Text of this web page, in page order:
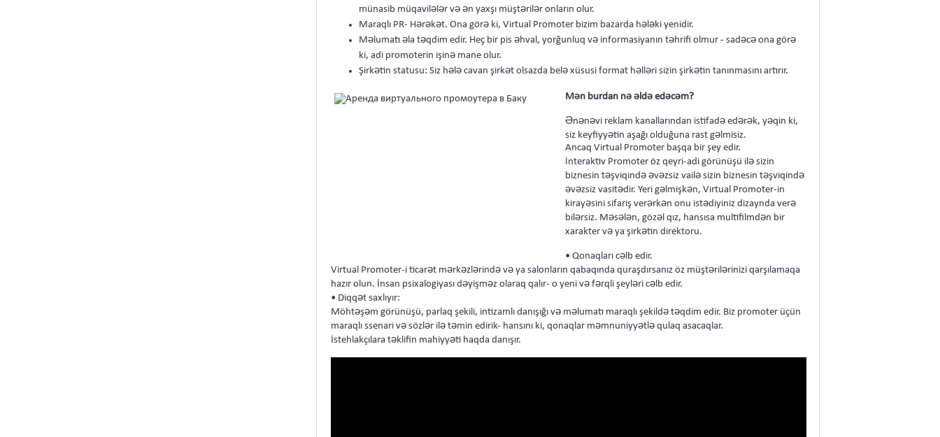
münasib müqavilələr və ən yaxşı müştərilər onların olur.
Maraqlı PR- Hərəkət. Ona görə ki, Virtual Promoter bizim bazarda hələki yenidir.
Məlumatı əla təqdim edir. Heç bir pis əhval, yorğunluq və informasiyanın təhrifi olmur - sadəcə ona görə
ki, adi promoterin işinə mane olur.
Şirkətin statusu: Siz hələ cavan şirkət olsazda belə xüsusi format həlləri sizin şirkətin tanınmasını artırır.
Mən burdan nə əldə edəcəm?
Ənənəvi reklam kanallarından istifadə edərək, yəqin ki,
siz keyfiyyətin aşağı olduğuna rast gəlmisiz.
Ancaq Virtual Promoter başqa bir şey edir.
İnteraktiv Promoter öz qeyri-adi görünüşü ilə sizin
biznesin təşviqində əvəzsiz vailə sizin biznesin təşviqində
əvəzsiz vasitədir. Yeri gəlmişkən, Virtual Promoter-in
kirayəsini sifariş verərkən onu istədiyiniz dizaynda verə
bilərsiz. Məsələn, gözəl qız, hansısa multifilmdən bir
xarakter və ya şirkətin direktoru.
• Qonaqları cəlb edir.
Virtual Promoter-i ticarət mərkəzlərində və ya salonların qabaqında quraşdırsanız öz müştərilərinizi qarşılamaqa
hazır olun. İnsan psixalogiyası dəyişməz olaraq qalır- o yeni və fərqli şeyləri cəlb edir.
• Diqqət saxlıyır:
Möhtəşəm görünüşü, parlaq şekili, intizamlı danışığı və məlumatı maraqlı şekildə təqdim edir. Biz promoter üçün
maraqlı ssenari və sözlər ilə təmin edirik- hansını ki, qonaqlar məmnuniyyətlə qulaq asacaqlar.
İstehlakçılara təklifin mahiyyəti haqda danışır.